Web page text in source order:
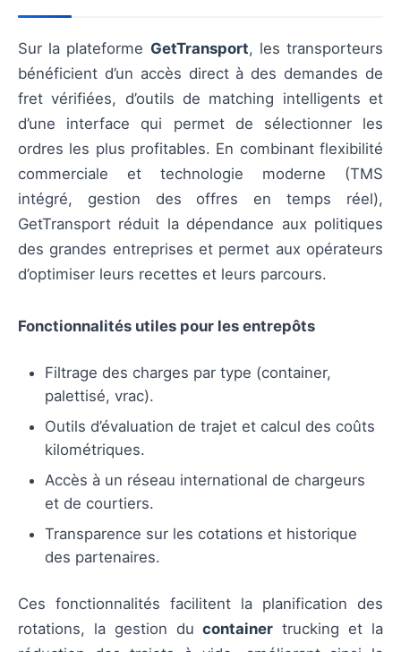
Sur la plateforme GetTransport, les transporteurs
bénéficient d’un accès direct à des demandes de
fret vérifiées, d’outils de matching intelligents et
d’une interface qui permet de sélectionner les
ordres les plus profitables. En combinant flexibilité
commerciale et technologie moderne (TMS
intégré, gestion des offres en temps réel),
GetTransport réduit la dépendance aux politiques
des grandes entreprises et permet aux opérateurs
d’optimiser leurs recettes et leurs parcours.
Fonctionnalités utiles pour les entrepôts
Filtrage des charges par type (container,
palettisé, vrac).
Outils d’évaluation de trajet et calcul des coûts
kilométriques.
Accès à un réseau international de chargeurs
et de courtiers.
Transparence sur les cotations et historique
des partenaires.
Ces fonctionnalités facilitent la planification des
rotations, la gestion ducontainer trucking et la